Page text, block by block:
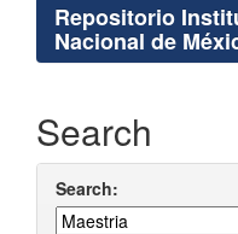
Repositorio
Nacional de
Search
Search: